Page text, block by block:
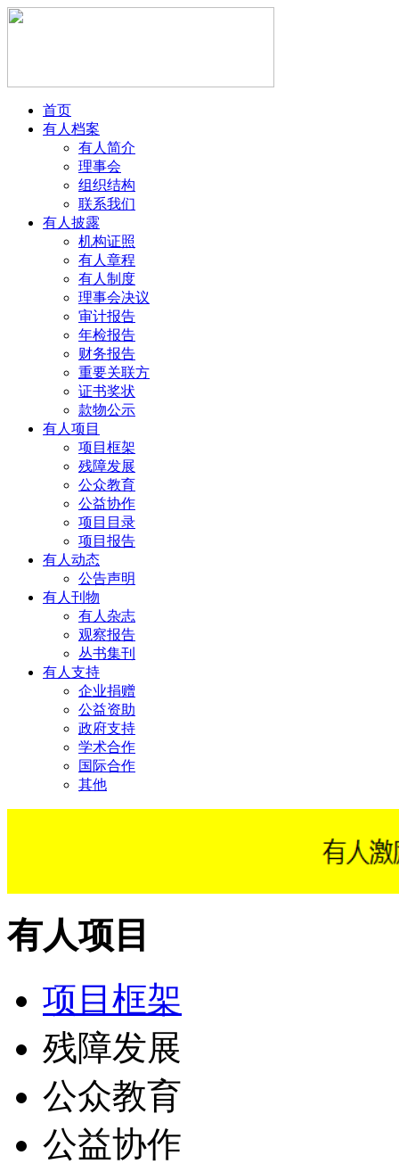
首页
有人档案
有人简介
理事会
组织结构
联系我们
有人披露
机构证照
有人章程
有人制度
理事会决议
审计报告
年检报告
财务报告
重要关联方
证书奖状
款物公示
有人项目
项目框架
残障发展
公众教育
公益协作
项目目录
项目报告
有人动态
公告声明
有人刊物
有人杂志
观察报告
丛书集刊
有人支持
企业捐赠
公益资助
政府支持
学术合作
国际合作
其他
有人项目
项目框架
残障发展
公众教育
公益协作